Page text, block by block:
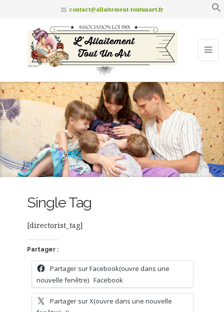
contact@allaitement-toutunart.fr
Single Tag
[directorist_tag]
Partager :
Partager sur Facebook(ouvre dans une
nouvelle fenêtre) Facebook
Partager sur X(ouvre dans une nouvelle